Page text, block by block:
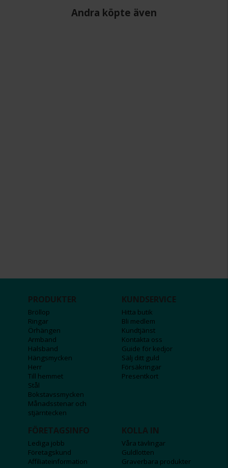
Andra köpte även
PRODUKTER
Bröllop
Ringar
Örhängen
Armband
Halsband
Hängsmycken
Herr
Till hemmet
Stål
Bokstavssmycken
Månadsstenar och
stjärntecken
KUNDSERVICE
Hitta butik
Bli medlem
Kundtjänst
Kontakta oss
Guide för kedjor
Sälj ditt guld
Försäkringar
Presentkort
FÖRETAGSINFO
Lediga jobb
Företagskund
Affiliateinformation
KOLLA IN
Våra tävlingar
Guldlotten
Graverbara produkter